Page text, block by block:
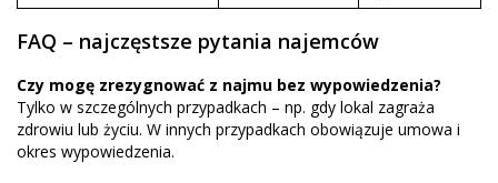
FAQ – najczęstsze pytania najemców
Czy mogę zrezygnować z najmu bez wypowiedzenia?
Tylko w szczególnych przypadkach – np. gdy lokal zagraża
zdrowiu lub życiu. W innych przypadkach obowiązuje umowa i
okres wypowiedzenia.